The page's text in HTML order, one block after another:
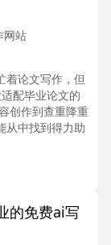
网站
着论文写作，但
配毕业论文的
创作到查重降重
从中找到得力助
的免费ai写